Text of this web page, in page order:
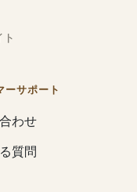
ーサポート
わせ
質問